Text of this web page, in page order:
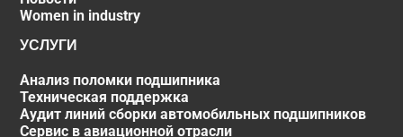
Women in industry
УСЛУГИ
Анализ поломки подшипника
Техническая поддержка
Аудит линий сборки автомобильных подшипников
Сервис в авиационной отрасли